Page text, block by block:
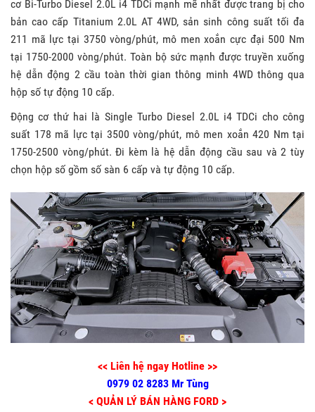
cơ Bi-Turbo Diesel 2.0L i4 TDCi mạnh mẽ nhất được trang bị cho
bản cao cấp Titanium 2.0L AT 4WD, sản sinh công suất tối đa
211 mã lực tại 3750 vòng/phút, mô men xoắn cực đại 500 Nm
tại 1750-2000 vòng/phút. Toàn bộ sức mạnh được truyền xuống
hệ dẫn động 2 cầu toàn thời gian thông minh 4WD thông qua
hộp số tự động 10 cấp.
Động cơ thứ hai là Single Turbo Diesel 2.0L i4 TDCi cho công
suất 178 mã lực tại 3500 vòng/phút, mô men xoắn 420 Nm tại
1750-2500 vòng/phút. Đi kèm là hệ dẫn động cầu sau và 2 tùy
chọn hộp số gồm số sàn 6 cấp và tự động 10 cấp.
<< Liên hệ ngay Hotline >>
0979 02 8283 Mr Tùng
< QUẢN LÝ BÁN HÀNG FORD >